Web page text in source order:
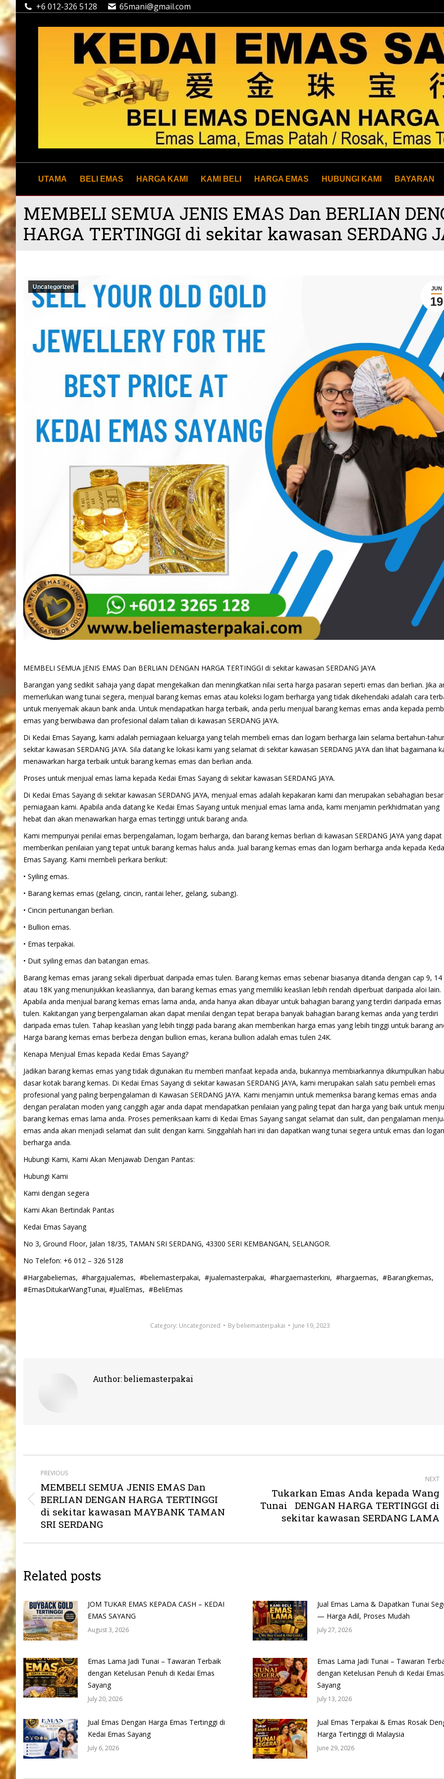
+6 012-326 5128 65mani@gmail.com
UTAMA BELI EMAS HARGA KAMI KAMI BELI HARGA EMAS HUBUNGI KAMI BAYARAN
MEMBELI SEMUA JENIS EMAS Dan BERLIAN
HARGA TERTINGGI di sekitar kawasan SERDANG
JUN
19
Uncategorized
MEMBELI SEMUA JENIS EMAS Dan BERLIAN DENGAN HARGA TERTINGGI di sekitar kawasan SERDANG JAYA
Barangan yang sedikit sahaja yang dapat mengekalkan dan meningkatkan nilai serta harga pasaran seperti emas dan berlian. Jika
memerlukan wang tunai segera, menjual barang kemas emas atau koleksi logam berharga yang tidak dikehendaki adalah cara
untuk menyemak akaun bank anda. Untuk mendapatkan harga terbaik, anda perlu menjual barang kemas emas anda kepada
emas yang berwibawa dan profesional dalam talian di kawasan SERDANG JAYA.
Di Kedai Emas Sayang, kami adalah perniagaan keluarga yang telah membeli emas dan logam berharga lain selama bertahun-
sekitar kawasan SERDANG JAYA. Sila datang ke lokasi kami yang selamat di sekitar kawasan SERDANG JAYA dan lihat bagaimana
menawarkan harga terbaik untuk barang kemas emas dan berlian anda.
Proses untuk menjual emas lama kepada Kedai Emas Sayang di sekitar kawasan SERDANG JAYA.
Di Kedai Emas Sayang di sekitar kawasan SERDANG JAYA, menjual emas adalah kepakaran kami dan merupakan sebahagian besar
perniagaan kami. Apabila anda datang ke Kedai Emas Sayang untuk menjual emas lama anda, kami menjamin perkhidmatan yang
hebat dan akan menawarkan harga emas tertinggi untuk barang anda.
Kami mempunyai penilai emas berpengalaman, logam berharga, dan barang kemas berlian di kawasan SERDANG JAYA yang dapat
memberikan penilaian yang tepat untuk barang kemas halus anda. Jual barang kemas emas dan logam berharga anda kepada
Emas Sayang. Kami membeli perkara berikut:
• Syiling emas.
• Barang kemas emas (gelang, cincin, rantai leher, gelang, subang).
• Cincin pertunangan berlian.
• Bullion emas.
• Emas terpakai.
• Duit syiling emas dan batangan emas.
Barang kemas emas jarang sekali diperbuat daripada emas tulen. Barang kemas emas sebenar biasanya ditanda dengan cap 9, 14
atau 18K yang menunjukkan keasliannya, dan barang kemas emas yang memiliki keaslian lebih rendah diperbuat daripada aloi lain.
Apabila anda menjual barang kemas emas lama anda, anda hanya akan dibayar untuk bahagian barang yang terdiri daripada emas
tulen. Kakitangan yang berpengalaman akan dapat menilai dengan tepat berapa banyak bahagian barang kemas anda yang terdiri
daripada emas tulen. Tahap keaslian yang lebih tinggi pada barang akan memberikan harga emas yang lebih tinggi untuk barang
Harga barang kemas emas berbeza dengan bullion emas, kerana bullion adalah emas tulen 24K.
Kenapa Menjual Emas kepada Kedai Emas Sayang?
Jadikan barang kemas emas yang tidak digunakan itu memberi manfaat kepada anda, bukannya membiarkannya dikumpulkan
dasar kotak barang kemas. Di Kedai Emas Sayang di sekitar kawasan SERDANG JAYA, kami merupakan salah satu pembeli emas
profesional yang paling berpengalaman di Kawasan SERDANG JAYA. Kami menjamin untuk memeriksa barang kemas emas anda
dengan peralatan moden yang canggih agar anda dapat mendapatkan penilaian yang paling tepat dan harga yang baik untuk
barang kemas emas lama anda. Proses pemeriksaan kami di Kedai Emas Sayang sangat selamat dan sulit, dan pengalaman
emas anda akan menjadi selamat dan sulit dengan kami. Singgahlah hari ini dan dapatkan wang tunai segera untuk emas dan
berharga anda.
Hubungi Kami, Kami Akan Menjawab Dengan Pantas:
Hubungi Kami
Kami dengan segera
Kami Akan Bertindak Pantas
Kedai Emas Sayang
No 3, Ground Floor, Jalan 18/35, TAMAN SRI SERDANG, 43300 SERI KEMBANGAN, SELANGOR.
No Telefon: +6 012 – 326 5128
#Hargabeliemas, #hargajualemas, #beliemasterpakai, #jualemasterpakai, #hargaemasterkini, #hargaemas, #Barangkemas,
#EmasDitukarWangTunai, #JualEmas, #BeliEmas
Category: Uncategorized By beliemasterpakai June 19, 2023
Author:beliemasterpakai
navigation
PREVIOUS
Previous
post:
MEMBELI SEMUA JENIS EMAS Dan
BERLIAN DENGAN HARGA TERTINGGI
di sekitar kawasan MAYBANK TAMAN
SRI SERDANG
NEXT
Next
Tukarkan Emas Anda kepada Wang
Tunai DENGAN HARGA TERTINGGI di
sekitar kawasan SERDANG LAMA
Related posts
JOM TUKAR EMAS KEPADA CASH – KEDAI
EMAS SAYANG
August 3, 2026
Jual Emas Lama & Dapatkan Tunai
— Harga Adil, Proses Mudah
July 27, 2026
Emas Lama Jadi Tunai – Tawaran Terbaik
dengan Ketelusan Penuh di Kedai Emas
Sayang
July 20, 2026
Emas Lama Jadi Tunai – Tawaran
dengan Ketelusan Penuh di Kedai Emas
Sayang
July 13, 2026
Jual Emas Dengan Harga Emas Tertinggi di
Kedai Emas Sayang
July 6, 2026
Jual Emas Terpakai & Emas Rosak
Harga Tertinggi di Malaysia
June 29, 2026